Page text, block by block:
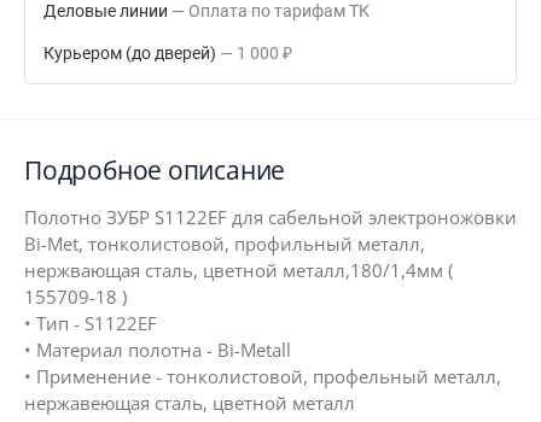
Деловые линии Оплата по тарифам ТК
Курьером (до дверей) 1 000 ₽
Подробное описание
Полотно ЗУБР S1122EF для сабельной электроножовки
Bi-Met, тонколистовой, профильный металл,
нержвающая сталь, цветной металл,180/1,4мм (
155709-18 )
• Тип - S1122EF
• Материал полотна - Bi-Metall
• Применение - тонколистовой, профельный металл,
нержавеющая сталь, цветной металл